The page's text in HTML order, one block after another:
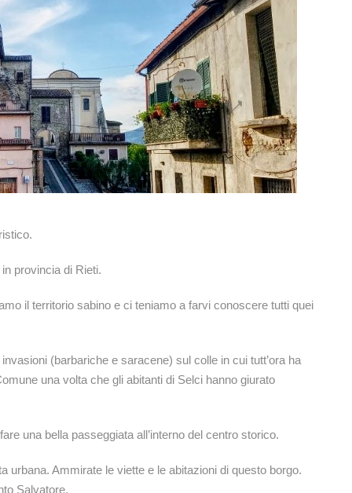
provincia di Rieti.
il territorio sabino e ci teniamo a farvi conoscere tutti quei
(barbariche e saracene) sul colle in cui tutt’ora ha
una volta che gli abitanti di Selci hanno giurato
una bella passeggiata all’interno del centro storico.
urbana. Ammirate le viette e le abitazioni di questo borgo.
Salvatore.